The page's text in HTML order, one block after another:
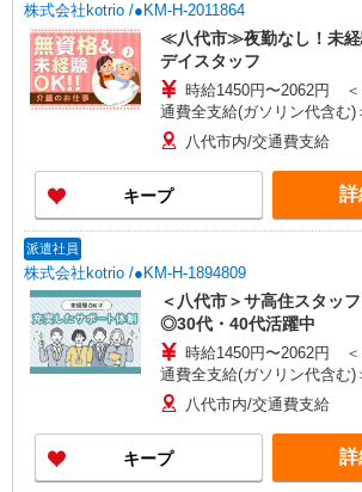
株式会社kotrio /●KM-H-2011864
≪八代市≫夜勤なし！未経
デイスタッフ
時給1450円〜2062円
通費全支給(ガソリン代含む)
八代市内/交通費支給
キープ 詳
派遣社員
株式会社kotrio /●KM-H-1894809
＜八代市＞サ高住スタッ
◎30代・40代活躍中
時給1450円〜2062円
通費全支給(ガソリン代含む)
八代市内/交通費支給
キープ 詳